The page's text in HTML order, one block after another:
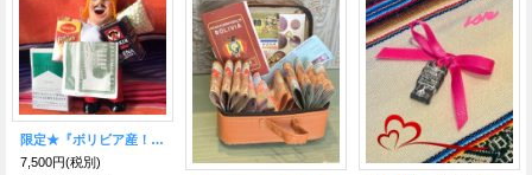
限定★『ボリビア産！』青い瞳のボリビアンフェイス♪ 荷物たっぷりエケコ(エケッコ)人形 Lサイズ(約18cm)
7,500円(税別)